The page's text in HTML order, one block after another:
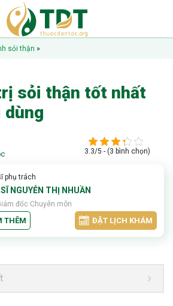
sỏi thận »
sỏi thận tốt nhất
dùng
3.3/5 - (3 bình chọn)
phụ trách
SĨ NGUYỄN THỊ NHUẦN
đốc Chuyên môn
THÊM ĐẶT LỊCH KHÁM